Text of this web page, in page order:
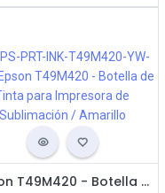
Epson T49M420 - Botella de Tinta para Impresora de Sublimación / Amarillo